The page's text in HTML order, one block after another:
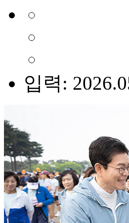
입력: